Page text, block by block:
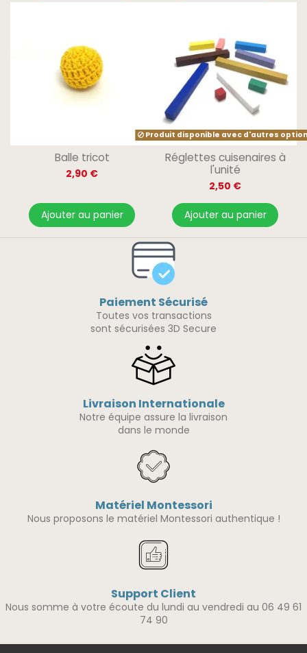
Balle tricot
2,90 €
Ajouter au panier
Produit disponible avec d'autres
Réglettes cuisenaires à
l'unité
2,50 €
Ajouter au panier
Paiement Sécurisé
Toutes vos transactions
sont sécurisées 3D Secure
Livraison Internationale
Notre équipe assure la livraison
dans le monde
Matériel Montessori
Nous proposons le matériel Montessori authentique !
Support Client
Nous somme à votre écoute du lundi au vendredi au 06 49 61
74 90